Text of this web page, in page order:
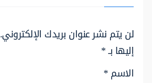
لن يتم نشر عنوان بريدك الإلكتروني.
إليها بـ*
الاسم*